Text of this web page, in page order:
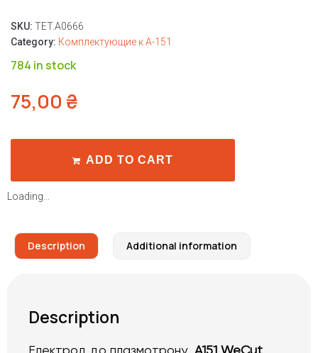
SKU: TET.A0666
Category: Комплектующие к A-151
784 in stock
75,00 ₴
ADD TO CART
Loading...
Description Additional information
Description